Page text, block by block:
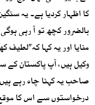
کا اظہار کردیا ہے۔ یہ
بالضرور کچھ تو آ رہی
منایا اور یہ کہا
وکیل ہیں، آپ پاکستان
صاحب یہ کہنا چاہ رہے
درخواستوں سے اس کا موقع